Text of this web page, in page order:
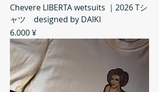
Chevere LIBERTA wetsuits ｜2026 Tシ
ャツ designed by DAIKI
Preis
6.000 ¥